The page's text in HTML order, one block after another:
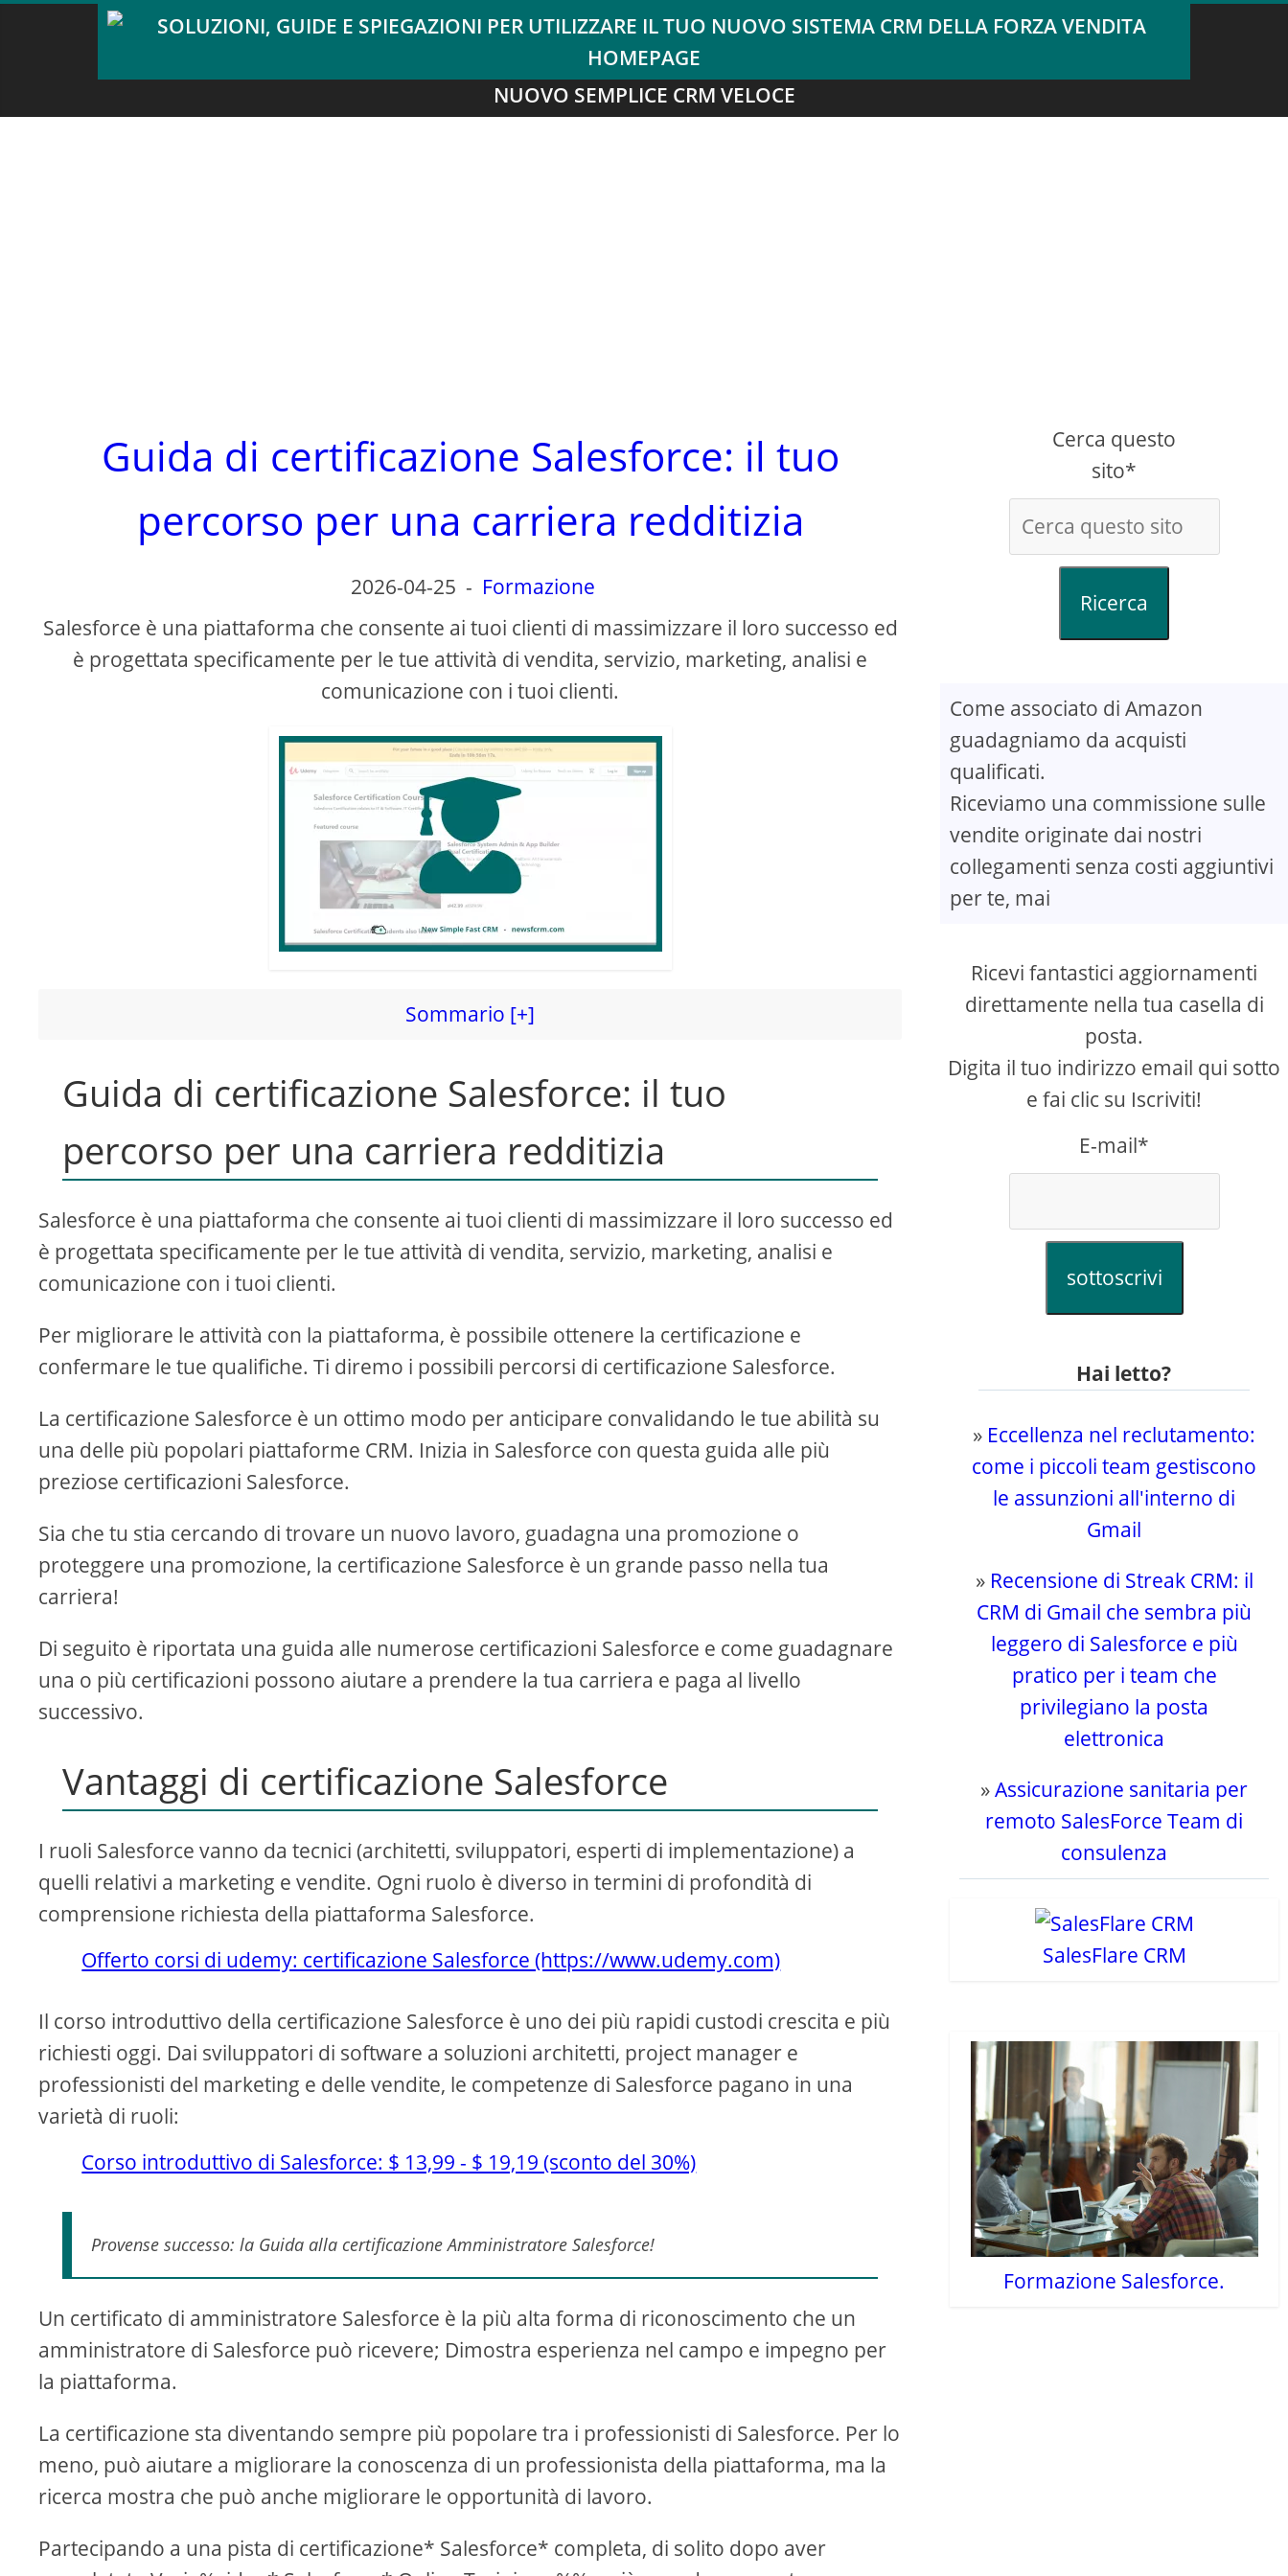
NUOVO SEMPLICE CRM VELOCE
Guida di certificazione Salesforce: il tuo
percorso per una carriera redditizia
2026-04-25 - Formazione
Salesforce è una piattaforma che consente ai tuoi clienti di massimizzare il loro successo ed
è progettata specificamente per le tue attività di vendita, servizio, marketing, analisi e
comunicazione con i tuoi clienti.
Sommario [+]
Guida di certificazione Salesforce: il tuo
percorso per una carriera redditizia
Salesforce è una piattaforma che consente ai tuoi clienti di massimizzare il loro successo ed
è progettata specificamente per le tue attività di vendita, servizio, marketing, analisi e
comunicazione con i tuoi clienti.
Per migliorare le attività con la piattaforma, è possibile ottenere la certificazione e
confermare le tue qualifiche. Ti diremo i possibili percorsi di certificazione Salesforce.
La certificazione Salesforce è un ottimo modo per anticipare convalidando le tue abilità su
una delle più popolari piattaforme CRM. Inizia in Salesforce con questa guida alle più
preziose certificazioni Salesforce.
Sia che tu stia cercando di trovare un nuovo lavoro, guadagna una promozione o
proteggere una promozione, la certificazione Salesforce è un grande passo nella tua
carriera!
Di seguito è riportata una guida alle numerose certificazioni Salesforce e come guadagnare
una o più certificazioni possono aiutare a prendere la tua carriera e paga al livello
successivo.
Vantaggi di certificazione Salesforce
I ruoli Salesforce vanno da tecnici (architetti, sviluppatori, esperti di implementazione) a
quelli relativi a marketing e vendite. Ogni ruolo è diverso in termini di profondità di
comprensione richiesta della piattaforma Salesforce.
Offerto corsi di udemy: certificazione Salesforce (https://www.udemy.com)
Il corso introduttivo della certificazione Salesforce è uno dei più rapidi custodi crescita e più
richiesti oggi. Dai sviluppatori di software a soluzioni architetti, project manager e
professionisti del marketing e delle vendite, le competenze di Salesforce pagano in una
varietà di ruoli:
Corso introduttivo di Salesforce: $ 13,99 - $ 19,19 (sconto del 30%)
Provense successo: la Guida alla certificazione Amministratore Salesforce!
Un certificato di amministratore Salesforce è la più alta forma di riconoscimento che un
amministratore di Salesforce può ricevere; Dimostra esperienza nel campo e impegno per
la piattaforma.
La certificazione sta diventando sempre più popolare tra i professionisti di Salesforce. Per lo
meno, può aiutare a migliorare la conoscenza di un professionista della piattaforma, ma la
ricerca mostra che può anche migliorare le opportunità di lavoro.
Partecipando a una pista di certificazione* Salesforce* completa, di solito dopo aver
Cerca questo
sito*
Ricerca
Come associato di Amazon
guadagniamo da acquisti
qualificati.
Riceviamo una commissione sulle
vendite originate dai nostri
collegamenti senza costi aggiuntivi
per te, mai
Ricevi fantastici aggiornamenti
direttamente nella tua casella di
posta.
Digita il tuo indirizzo email qui sotto
e fai clic su Iscriviti!
E-mail*
sottoscrivi
Hai letto?
» Eccellenza nel reclutamento:
come i piccoli team gestiscono
le assunzioni all'interno di
Gmail
» Recensione di Streak CRM: il
CRM di Gmail che sembra più
leggero di Salesforce e più
pratico per i team che
privilegiano la posta
elettronica
»Assicurazione sanitaria per
remoto SalesForce Team di
consulenza
SalesFlare CRM
Formazione Salesforce.